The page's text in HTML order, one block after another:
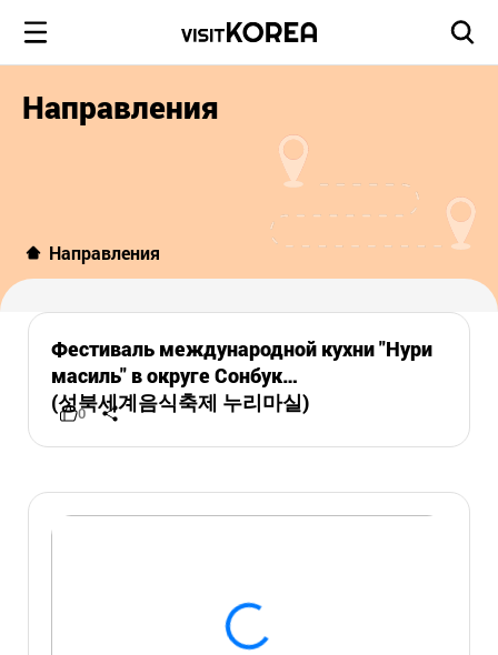
Направления
Направления
Фестиваль международной кухни "Нури
масиль" в округе Сонбук
(성북세계음식축제 누리마실)
0